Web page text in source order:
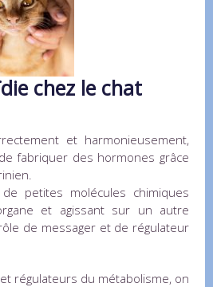
chez le chat
et harmonieusement,
fabriquer des hormones grâce
petites molécules chimiques
et agissant sur un autre
de messager et de régulateur
régulateurs du métabolisme, on